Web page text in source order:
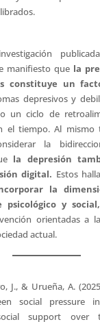
manifiesto que la
constituye un
depresivos y
un ciclo de
el tiempo. Al mismo
la
la depresión
digital. Estos
la
y social,
orientadas a
actual.
J., & Urueña, A.
social pressure
support